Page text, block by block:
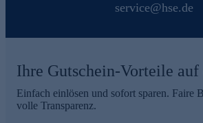
service@hse.de
Ihre Gutschein-Vorteile
Einfach einlösen und sofort sparen. Faire
volle Transparenz.